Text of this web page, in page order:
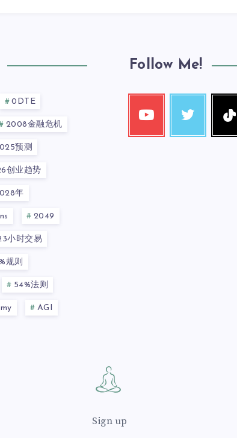
0DTE
2008金融危机
预测
创业趋势
年
2049
小时交易
规则
54%法则
AGI
Follow Me!
Sign up